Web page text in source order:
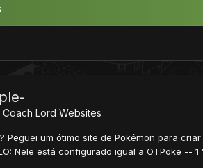
Coach Lord Websites
Peguei um ótimo site de Pokémon para
Nele está configurado igual a OTPoke --